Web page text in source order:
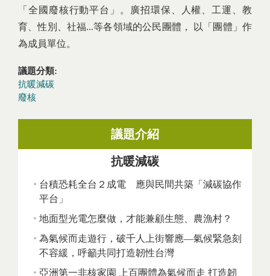
「全國廢核行動平台」。廣招環保、人權、工運、教
育、性別、社福...等各領域的公民團體， 以「團體」作
為成員單位。
議題分類:
抗暖減碳
廢核
議題介紹
抗暖減碳
台積恐耗全台２成電 應與民間共築「減碳協作
平台」
地面型光電怎麼做，才能兼顧生態、農漁村？
為氣候而走遊行，破千人上街響應—氣候緊急刻
不容緩，呼籲共同打造韌性台灣
亞洲第一非核家園 上百團體為氣候而走 打造韌